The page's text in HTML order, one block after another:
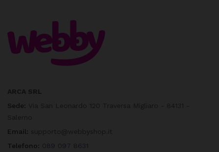
Sede:
Email:
Telefono: 089 097 8631